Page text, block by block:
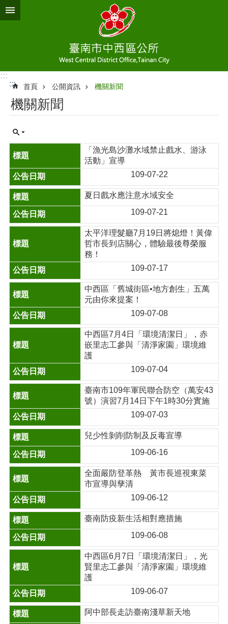
跳到主要內容區塊
:::
:::
首頁 公開資訊 機關新聞
機關新聞
「漁光島沙灘水域禁止戲水、游泳
活動」宣導
109-07-22
夏日戲水應注意水域安全
109-07-21
太平洋理髮廳7月19日將熄燈！黃偉
哲市長到店關心，體驗最後尊榮服
務！
109-07-17
中西區「舊城街區•地方創生」五萬
元由你來提案！
109-07-08
中西區7月4日「環境清潔日」，赤
嵌里志工參與「清淨家園」環境維
護
109-07-04
臺南市109年軍民聯合防空（萬安43
號）演習7月14日下午1時30分實施
109-07-03
兒少性剝削防制及反毒宣導
109-06-16
全面嚴防登革熱 黃市長巡視東菜
市宣導與孳清
109-06-12
臺南防疫新生活相對應措施
109-06-08
中西區6月7日「環境清潔日」，光
賢里志工參與「清淨家園」環境維
護
109-06-07
阿中部長走訪臺南淺草新天地